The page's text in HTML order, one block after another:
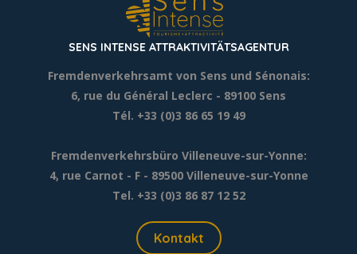
SENS INTENSE ATTRAKTIVITÄTSAGENTUR
Fremdenverkehrsamt von Sens und Sénonais:
6, rue du Général Leclerc - 89100 Sens
Tél. +33 (0)3 86 65 19 49
Fremdenverkehrsbüro Villeneuve-sur-Yonne:
4, rue Carnot - F - 89500 Villeneuve-sur-Yonne
Tel. +33 (0)3 86 87 12 52
Kontakt